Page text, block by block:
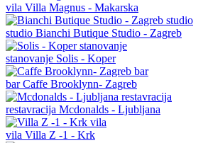
vila Villa Magnus - Makarska
studio Bianchi Butique Studio - Zagreb
stanovanje Solis - Koper
barCaffe Brooklynn- Zagreb
restavracija Mcdonalds - Ljubljana
vila Villa Z -1 - Krk